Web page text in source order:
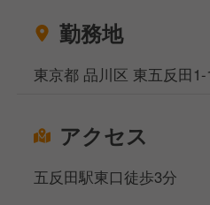
勤務地
東京都 品川区 東五反田
アクセス
五反田駅東口徒歩3分